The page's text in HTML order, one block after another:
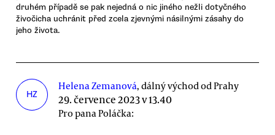
druhém případě se pak nejedná o nic jiného nežli dotyčného
živočicha uchránit před zcela zjevnými násilnými zásahy do
jeho života.
HZ
Helena Zemanová, dálný východ od Prahy
29. července 2023 v 13.40
Pro pana Poláčka: